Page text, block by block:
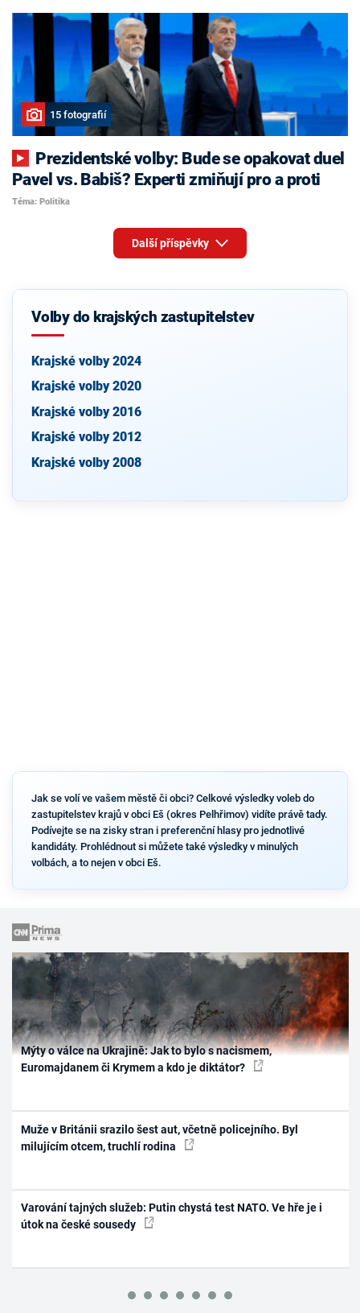
15 fotografií
Pavel vs. Babiš? Experti zmiňují pro a proti
Téma: Politika
Další příspěvky
Volby do krajských zastupitelstev
Krajské volby 2024
Krajské volby 2020
Krajské volby 2016
Krajské volby 2012
Krajské volby 2008
Jak se volí ve vašem městě či obci? Celkové výsledky voleb do
zastupitelstev krajů v obci Eš (okres Pelhřimov) vidíte právě tady.
Podívejte se na zisky stran i preferenční hlasy pro jednotlivé
kandidáty. Prohlédnout si můžete také výsledky v minulých
volbách, a to nejen v obci Eš.
Mýty o válce na Ukrajině: Jak to bylo s nacismem,
Euromajdanem či Krymem a kdo je diktátor?
Muže v Británii srazilo šest aut, včetně policejního. Byl
milujícím otcem, truchlí rodina
Varování tajných služeb: Putin chystá test NATO. Ve hře je i
útok na české sousedy